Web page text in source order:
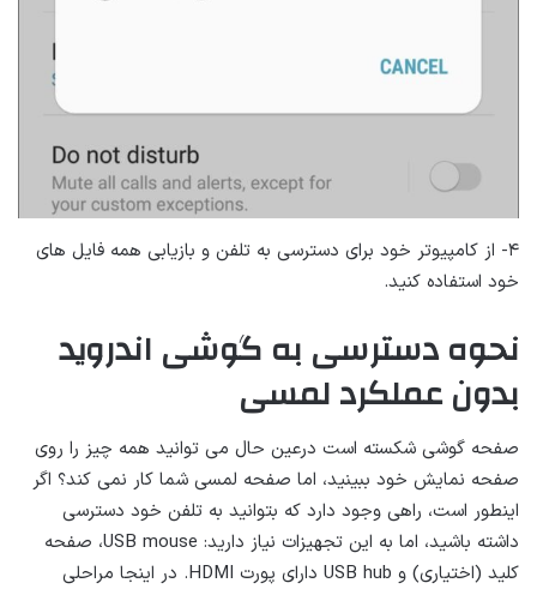
۴- از کامپیوتر خود برای دسترسی به تلفن و بازیابی همه فایل های
خود استفاده کنید.
نحوه دسترسی به گوشی اندروید
بدون عملکرد لمسی
صفحه گوشی شکسته است درعین حال می توانید همه چیز را روی
صفحه نمایش خود ببینید، اما صفحه لمسی شما کار نمی کند؟ اگر
اینطور است، راهی وجود دارد که بتوانید به تلفن خود دسترسی
داشته باشید، اما به این تجهیزات نیاز دارید: USB mouse، صفحه
کلید (اختیاری) و USB hub دارای پورت HDMI. در اینجا مراحلی